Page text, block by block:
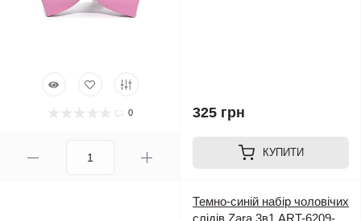
0 325 грн
КУПИТИ
Темно-синій набір чоловічих
слідів Zara 3в1 ART-6209-